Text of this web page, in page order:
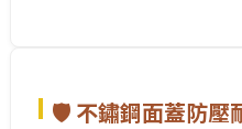
🛡️ 不鏽鋼面蓋防壓